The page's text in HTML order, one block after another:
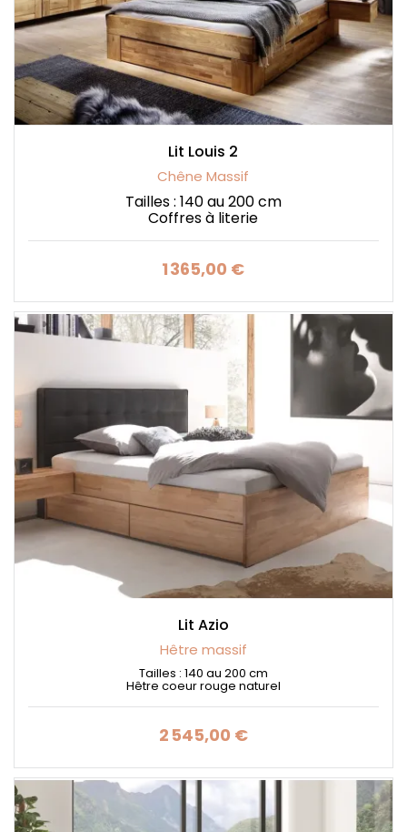
Lit Louis 2
Chêne Massif
Tailles : 140 au 200 cm
Coffres à literie
Prix
1 365,00 €
Lit Azio
Hêtre massif
Tailles : 140 au 200 cm
Hêtre coeur rouge naturel
Prix
2 545,00 €